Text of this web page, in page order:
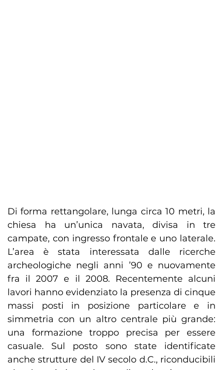
Di forma rettangolare, lunga circa 10 metri, la
chiesa ha un’unica navata, divisa in tre
campate, con ingresso frontale e uno laterale.
L’area è stata interessata dalle ricerche
archeologiche negli anni ’90 e nuovamente
fra il 2007 e il 2008. Recentemente alcuni
lavori hanno evidenziato la presenza di cinque
massi posti in posizione particolare e in
simmetria con un altro centrale più grande:
una formazione troppo precisa per essere
casuale. Sul posto sono state identificate
anche strutture del IV secolo d.C., riconducibili